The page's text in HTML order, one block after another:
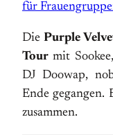
für
Die Purple
Tour mit
DJ Doowap,
Ende gegangen.
zusammen.